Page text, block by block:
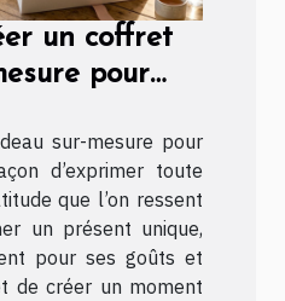
un coffret
pour
sur-mesure pour
d’exprimer toute
que l’on ressent
un présent unique,
pour ses goûts et
de créer un moment